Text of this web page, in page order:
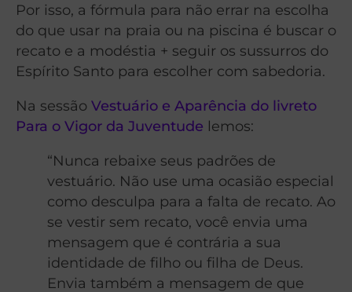
Por isso, a fórmula para não errar na escolha
do que usar na praia ou na piscina é buscar o
recato e a modéstia + seguir os sussurros do
Espírito Santo para escolher com sabedoria.
Na sessão Vestuário e Aparência do livreto
Para o Vigor da Juventude lemos:
“Nunca rebaixe seus padrões de
vestuário. Não use uma ocasião especial
como desculpa para a falta de recato. Ao
se vestir sem recato, você envia uma
mensagem que é contrária a sua
identidade de filho ou filha de Deus.
Envia também a mensagem de que